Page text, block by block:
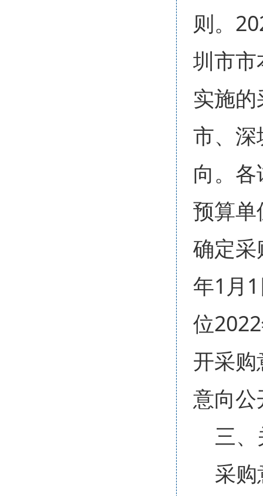
则。
圳市
实施
市、
向。
预算
确定
年1月
位
开采
意向
三
采